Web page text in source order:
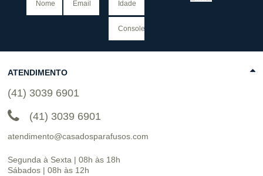
ATENDIMENTO
(41) 3039 6901
(41) 3039 6901
atendimento@casadosparafusos.com
Segunda à Sexta | 08h às 18h
Sábados | 08h às 12h